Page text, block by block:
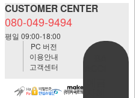
CUSTOMER CENTER
080-049-9494
평일 09:00-18:00
PC 버전
이용안내
고객센터